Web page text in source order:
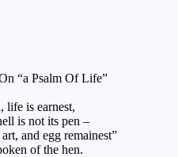
“a Psalm Of Life”
life is earnest,
is not its pen –
and egg remainest”
of the hen.